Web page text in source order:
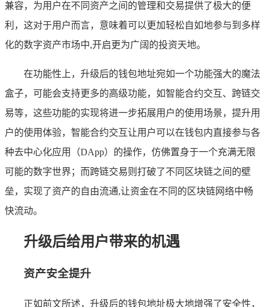
兼容，为用户在不同资产之间的管理和交易提供了极大的便
利，这对于用户而言，意味着可以更加轻松自如地参与到多样
化的数字资产市场中,开启更为广阔的投资天地。
在功能性上，升级后的钱包地址宛如一个功能强大的魔法
盒子，可能会支持更多的高级功能，如智能合约交互、跨链交
易等，这些功能的实现将进一步拓展用户的使用场景，提升用
户的使用体验，智能合约交互让用户可以在钱包内直接参与各
种去中心化应用（DApp）的操作，仿佛置身于一个充满无限
可能的数字世界；而跨链交易则打破了不同区块链之间的壁
垒，实现了资产的自由流通,让资金在不同的区块链网络中畅
快流动。
升级后给用户带来的机遇
资产安全提升
正如前文所述，升级后的钱包地址极大地增强了安全性，